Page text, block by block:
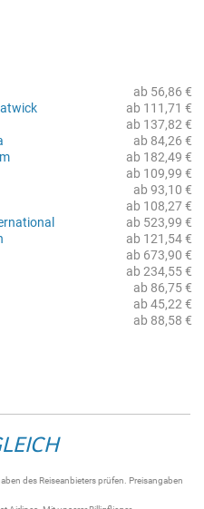
ab 56,86 €
ab 111,71 €
ab 137,82 €
ab 84,26 €
ab 182,49 €
ab 109,99 €
ab 93,10 €
ab 108,27 €
ab 523,99 €
ab 121,54 €
ab 673,90 €
ab 234,55 €
ab 86,75 €
ab 45,22 €
ab 88,58 €
des Reiseanbieters prüfen. Preisangaben